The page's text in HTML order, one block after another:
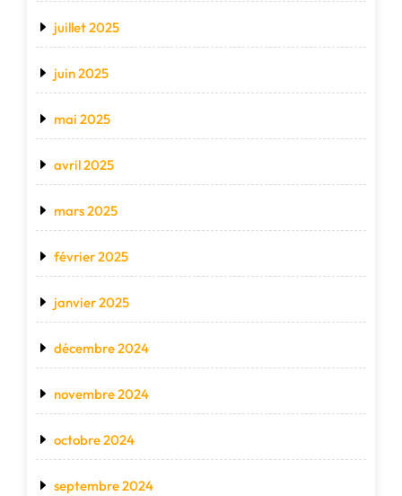
juillet 2025
juin 2025
mai 2025
avril 2025
mars 2025
février 2025
janvier 2025
décembre 2024
novembre 2024
octobre 2024
septembre 2024